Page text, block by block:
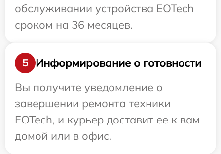
обслуживании устройства EOTech
сроком на 36 месяцев.
5
Информирование о готовности
Вы получите уведомление о
завершении ремонта техники
EOTech, и курьер доставит ее к вам
домой или в офис.